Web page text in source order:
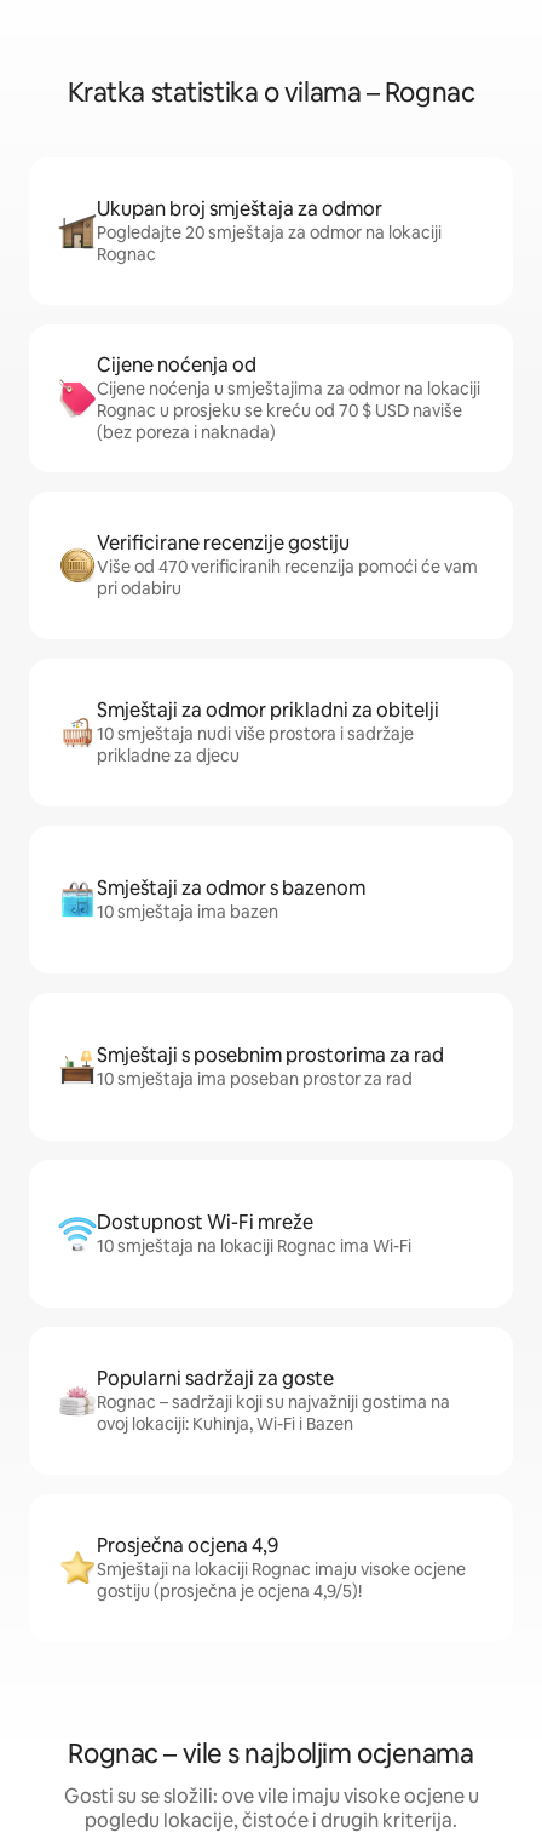
Kratka statistika o vilama – Rognac
Ukupan broj smještaja za odmor
Pogledajte 20 smještaja za odmor na lokaciji
Rognac
Cijene noćenja od
Cijene noćenja u smještajima za odmor na lokaciji
Rognac u prosjeku se kreću od 70 $ USD naviše
(bez poreza i naknada)
Verificirane recenzije gostiju
Više od 470 verificiranih recenzija pomoći će vam
pri odabiru
Smještaji za odmor prikladni za obitelji
10 smještaja nudi više prostora i sadržaje
prikladne za djecu
Smještaji za odmor s bazenom
10 smještaja ima bazen
Smještaji s posebnim prostorima za rad
10 smještaja ima poseban prostor za rad
Dostupnost Wi-Fi mreže
10 smještaja na lokaciji Rognac ima Wi-Fi
Popularni sadržaji za goste
Rognac – sadržaji koji su najvažniji gostima na
ovoj lokaciji: Kuhinja, Wi-Fi i Bazen
Prosječna ocjena 4,9
Smještaji na lokaciji Rognac imaju visoke ocjene
gostiju (prosječna je ocjena 4,9/5)!
Rognac – vile s najboljim ocjenama
Gosti su se složili: ove vile imaju visoke ocjene u
pogledu lokacije, čistoće i drugih kriterija.